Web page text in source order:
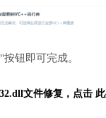
钮即可完成。
文件修复， 点击